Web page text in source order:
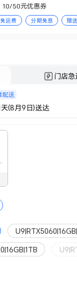
10/50元优惠券
运费 分期免息 赠
门店急
配送
(8月9日)送达